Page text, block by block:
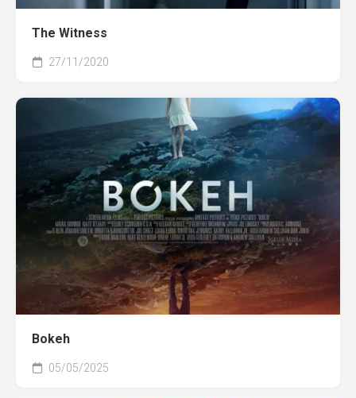
The Witness
27/11/2020
Bokeh
05/05/2025